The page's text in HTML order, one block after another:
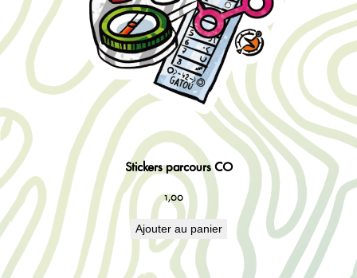
Stickers parcours CO
1,00 €
Ajouter au panier